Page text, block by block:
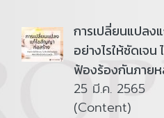
การเปลี่ยนแปลง
อย่างไรให้ชัดเจ
ฟ้องร้องกันภาย
25 มี.ค. 2565
(Content)